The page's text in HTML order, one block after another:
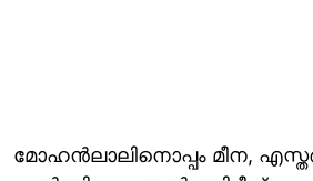
മോഹൻലാലിനൊപ്പം മീന,